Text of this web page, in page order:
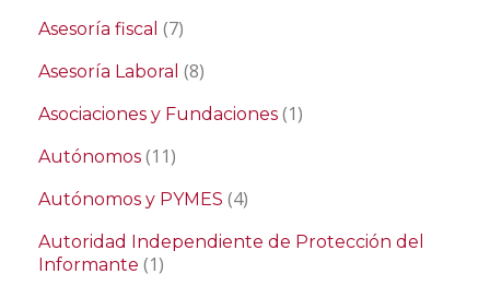
Asesoría fiscal (7)
Asesoría Laboral (8)
Asociaciones y Fundaciones (1)
Autónomos (11)
Autónomos y PYMES (4)
Autoridad Independiente de Protección del
Informante (1)